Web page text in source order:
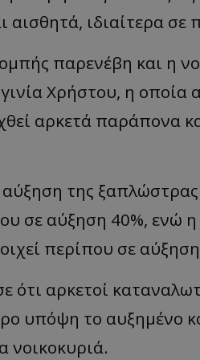
ιδιαίτερα σε
παρενέβη και η
Χρήστου, η οποία
αρκετά παράπονα
της
σε αύξηση 40%,
περίπου σε
ότι αρκετοί
υπόψη το αυξημένο
νοικοκυριά.
ASP.NET_SessionId